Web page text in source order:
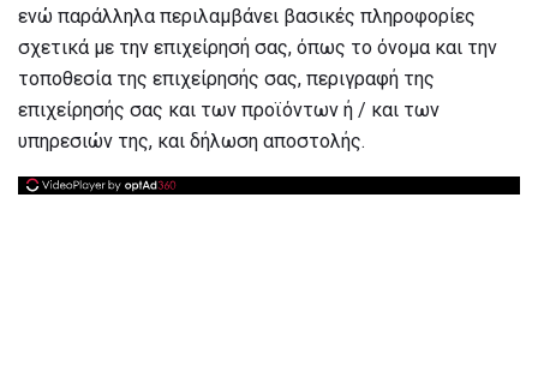
ενώ παράλληλα περιλαμβάνει βασικές πληροφορίες
σχετικά με την επιχείρησή σας, όπως το όνομα και την
τοποθεσία της επιχείρησής σας, περιγραφή της
επιχείρησής σας και των προϊόντων ή / και των
υπηρεσιών της, και δήλωση αποστολής.